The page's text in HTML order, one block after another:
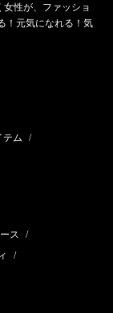
性が、ファッショ
！元気になれる！気
テム /
ス /
/